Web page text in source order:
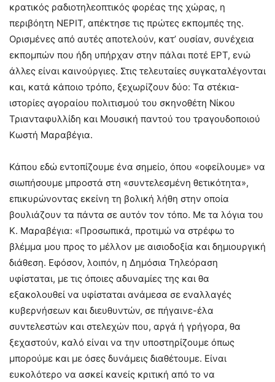
κρατικός ραδιοτηλεοπτικός φορέας της χώρας, η
περιβόητη ΝΕΡΙΤ, απέκτησε τις πρώτες εκπομπές της.
Ορισμένες από αυτές αποτελούν, κατ’ ουσίαν, συνέχεια
εκπομπών που ήδη υπήρχαν στην πάλαι ποτέ ΕΡΤ, ενώ
άλλες είναι καινούργιες. Στις τελευταίες συγκαταλέγονται
και, κατά κάποιο τρόπο, ξεχωρίζουν δύο: Τα στέκια-
ιστορίες αγοραίου πολιτισμού του σκηνοθέτη Νίκου
Τριανταφυλλίδη και Μουσική παντού του τραγουδοποιού
Κωστή Μαραβέγια.
Κάπου εδώ εντοπίζουμε ένα σημείο, όπου «οφείλουμε» να
σιωπήσουμε μπροστά στη «συντελεσμένη θετικότητα»,
επικυρώνοντας εκείνη τη βολική λήθη στην οποία
βουλιάζουν τα πάντα σε αυτόν τον τόπο. Με τα λόγια του
Κ. Μαραβέγια: «Προσωπικά, προτιμώ να στρέφω το
βλέμμα μου προς το μέλλον με αισιοδοξία και δημιουργική
διάθεση. Εφόσον, λοιπόν, η Δημόσια Τηλεόραση
υφίσταται, με τις όποιες αδυναμίες της και θα
εξακολουθεί να υφίσταται ανάμεσα σε εναλλαγές
κυβερνήσεων και διευθυντών, σε πήγαινε-έλα
συντελεστών και στελεχών που, αργά ή γρήγορα, θα
ξεχαστούν, καλό είναι να την υποστηρίζουμε όπως
μπορούμε και με όσες δυνάμεις διαθέτουμε. Είναι
ευκολότερο να ασκεί κανείς κριτική από το να